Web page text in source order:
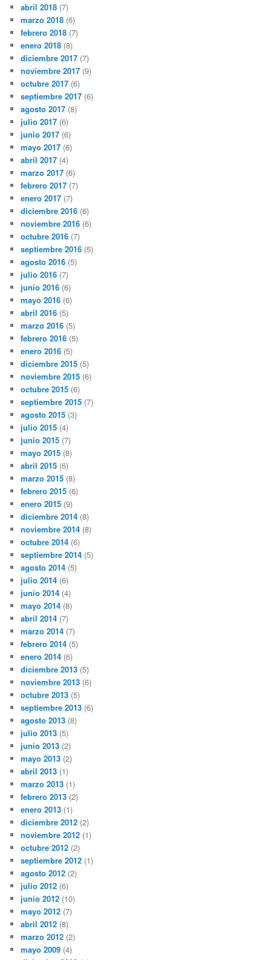
abril 2018 (7)
marzo 2018 (6)
febrero 2018 (7)
enero 2018 (8)
diciembre 2017 (7)
noviembre 2017 (9)
octubre 2017 (6)
septiembre 2017 (6)
agosto 2017 (8)
julio 2017 (6)
junio 2017 (6)
mayo 2017 (6)
abril 2017 (4)
marzo 2017 (6)
febrero 2017 (7)
enero 2017 (7)
diciembre 2016 (6)
noviembre 2016 (6)
octubre 2016 (7)
septiembre 2016 (5)
agosto 2016 (5)
julio 2016 (7)
junio 2016 (6)
mayo 2016 (6)
abril 2016 (5)
marzo 2016 (5)
febrero 2016 (5)
enero 2016 (5)
diciembre 2015 (5)
noviembre 2015 (6)
octubre 2015 (6)
septiembre 2015 (7)
agosto 2015 (3)
julio 2015 (4)
junio 2015 (7)
mayo 2015 (8)
abril 2015 (6)
marzo 2015 (8)
febrero 2015 (6)
enero 2015 (9)
diciembre 2014 (8)
noviembre 2014 (8)
octubre 2014 (6)
septiembre 2014 (5)
agosto 2014 (5)
julio 2014 (6)
junio 2014 (4)
mayo 2014 (8)
abril 2014 (7)
marzo 2014 (7)
febrero 2014 (5)
enero 2014 (6)
diciembre 2013 (5)
noviembre 2013 (6)
octubre 2013 (5)
septiembre 2013 (6)
agosto 2013 (8)
julio 2013 (5)
junio 2013 (2)
mayo 2013 (2)
abril 2013 (1)
marzo 2013 (1)
febrero 2013 (2)
enero 2013 (1)
diciembre 2012 (2)
noviembre 2012 (1)
octubre 2012 (2)
septiembre 2012 (1)
agosto 2012 (2)
julio 2012 (6)
junio 2012 (10)
mayo 2012 (7)
abril 2012 (8)
marzo 2012 (2)
mayo 2009 (4)